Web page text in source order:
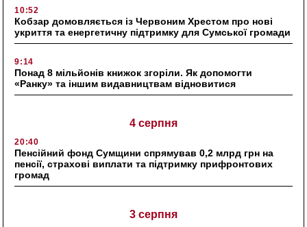
10:52
Кобзар домовляється із Червоним Хрестом про нові
укриття та енергетичну підтримку для Сумської громади
9:14
Понад 8 мільйонів книжок згоріли. Як допомогти
«Ранку» та іншим видавництвам відновитися
4 серпня
20:40
Пенсійний фонд Сумщини спрямував 0,2 млрд грн на
пенсії, страхові виплати та підтримку прифронтових
громад
3 серпня